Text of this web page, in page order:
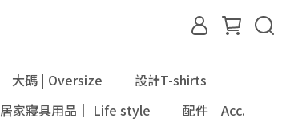
大碼 | Oversize
設計T-shirts
居家寢具用品｜ Life style
配件｜Acc.